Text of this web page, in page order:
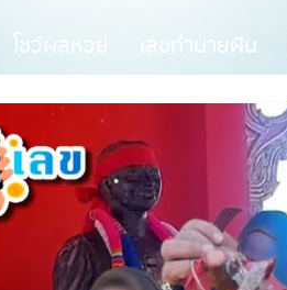
โชว์ผลหวย เลขทำนายฝัน